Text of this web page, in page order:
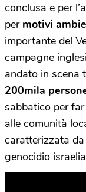
conclusa e per
per motivi
importante del
campagne
andato in scena
200mila
sabbatico per
alle comunità
caratterizzata
genocidio